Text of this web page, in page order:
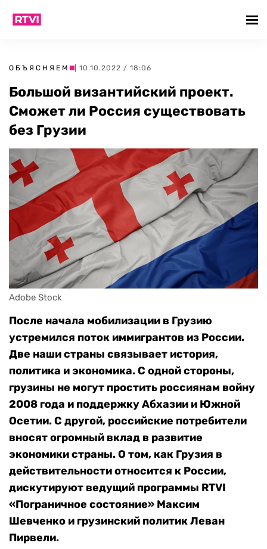
ОБЪЯСНЯЕМ | 10.10.2022 / 18:06
Большой византийский проект.
Сможет ли Россия существовать
без Грузии
Adobe Stock
После начала мобилизации в Грузию
устремился поток иммигрантов из России.
Две наши страны связывает история,
политика и экономика. С одной стороны,
грузины не могут простить россиянам войну
2008 года и поддержку Абхазии и Южной
Осетии. С другой, российские потребители
вносят огромный вклад в развитие
экономики страны. О том, как Грузия в
действительности относится к России,
дискутируют ведущий программы RTVI
«Пограничное состояние» Максим
Шевченко и грузинский политик Леван
Пирвели.